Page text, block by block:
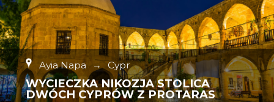
Ayia Napa → Cypr
WYCIECZKA NIKOZJA STOLICA
DWÓCH CYPRÓW Z PROTARAS